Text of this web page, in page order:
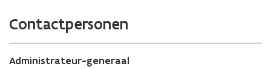
t
e
r
v
s
n
i
e
u
Contactpersonen
Administrateur-generaal